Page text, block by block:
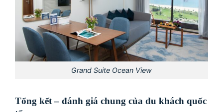
Grand Suite Ocean View
Tổng kết – đánh giá chung của du khách quốc